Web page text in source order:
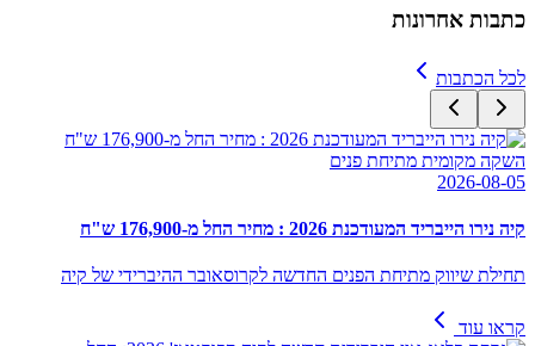
כתבות אחרונות
לכל הכתבות
השקה מקומית מתיחת פנים
2026-08-05
קיה נירו הייבריד המעודכנת 2026 : מחיר החל מ-176,900 ש"ח
תחילת שיווק מתיחת הפנים החדשה לקרוסאובר ההיברידי של קיה
קראו עוד